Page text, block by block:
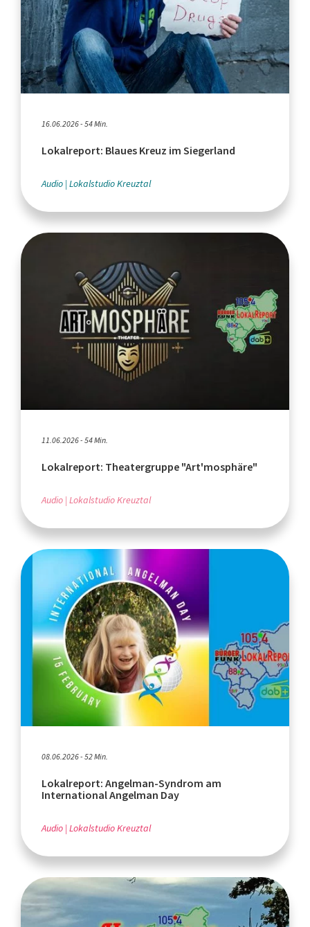
16.06.2026 - 54 Min.
Lokalreport: Blaues Kreuz im Siegerland
Audio Lokalstudio Kreuztal
11.06.2026 - 54 Min.
Lokalreport: Theatergruppe "Art'mosphäre"
Audio Lokalstudio Kreuztal
08.06.2026 - 52 Min.
Lokalreport: Angelman-Syndrom am
International Angelman Day
Audio Lokalstudio Kreuztal